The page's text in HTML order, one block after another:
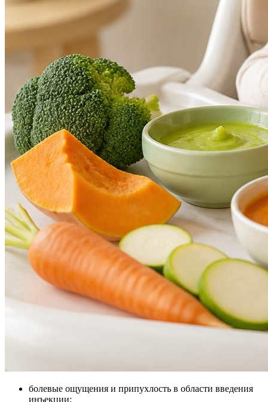
болевые ощущения и припухлость в области введения
инъекции;